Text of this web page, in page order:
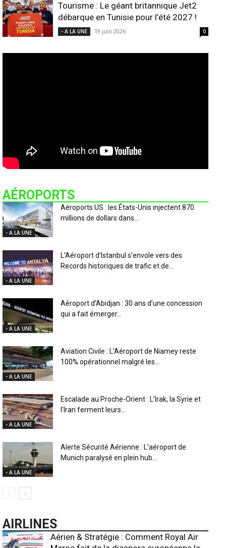
Tourisme : Le géant britannique Jet2
débarque en Tunisie pour l’été 2027 !
- A LA UNE 19 juin 2026 0
AÉROPORTS
- A LA UNE
Aéroports US : les États-Unis injectent 870
millions de dollars dans...
- A LA UNE
L’Aéroport d’Istanbul s’envole vers des
Records historiques de trafic et de...
- A LA UNE
Aéroport d’Abidjan : 30 ans d’une concession
qui a fait émerger...
- A LA UNE
Aviation Civile : L’Aéroport de Niamey reste
100% opérationnel malgré les...
- A LA UNE
Escalade au Proche-Orient : L’Irak, la Syrie et
l’Iran ferment leurs...
- A LA UNE
Alerte Sécurité Aérienne : L’aéroport de
Munich paralysé en plein hub...
AIRLINES
Aérien & Stratégie : Comment Royal Air